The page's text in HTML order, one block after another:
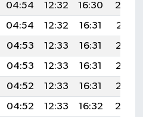
04:54 12:32 16:30
20:00
04:54 12:32 16:31
20:01
04:53 12:33 16:31
20:02
04:53 12:33 16:31
20:03
04:52 12:33 16:31
20:03
04:52 12:33 16:32
20:04